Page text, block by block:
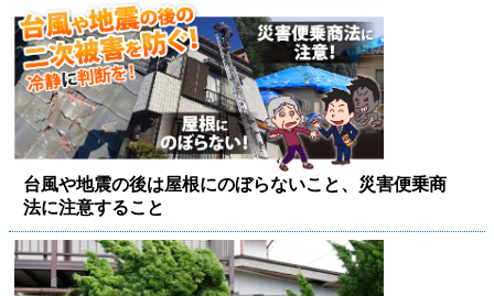
台風や地震の後は屋根にのぼらないこと、災害便乗商
法に注意すること